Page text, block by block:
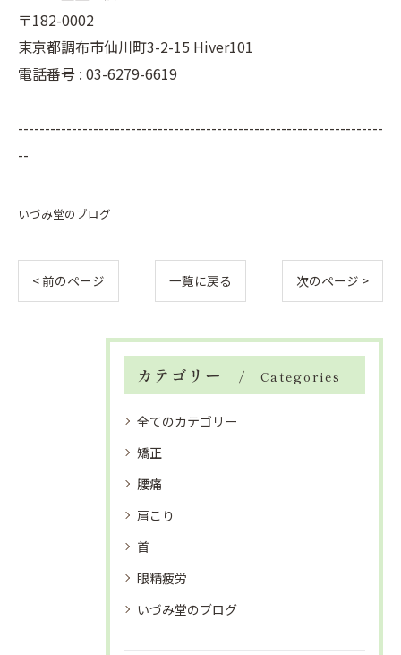
〒182-0002
東京都調布市仙川町3-2-15 Hiver101
電話番号 : 03-6279-6619
--------------------------------------------------------------------
--
いづみ堂のブログ
< 前のページ 一覧に戻る 次のページ >
カテゴリー Categories
全てのカテゴリー
矯正
腰痛
肩こり
首
眼精疲労
いづみ堂のブログ